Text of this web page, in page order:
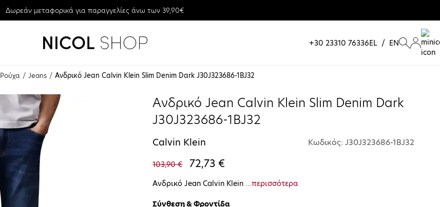
Δωρεάν μεταφορικά για παραγγελίες άνω των 39,90€
+30 23310 76336EL / EN
Ρούχα Jeans Aνδρικό Jean Calvin Klein Slim Denim Dark J30J323686-1BJ32
Aνδρικό Jean Calvin Klein Slim Denim Dark
J30J323686-1BJ32
Calvin Klein Κωδικός: J30J323686-1BJ32
103,90 € 72,73 €
Aνδρικό Jean Calvin Klein ...περισσότερα
Σύνθεση & Φροντίδα